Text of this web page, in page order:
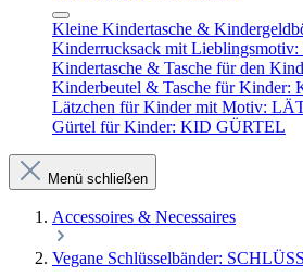
Kleine Kindertasche &
Kinderrucksack mit
Kindertasche & Tasche für den
Kinderbeutel & Tasche für
Lätzchen für Kinder mit Motiv:
Gürtel für Kinder: KID GÜRTEL
Menü schließen
Accessoires & Necessaires
Vegane Schlüsselbänder: